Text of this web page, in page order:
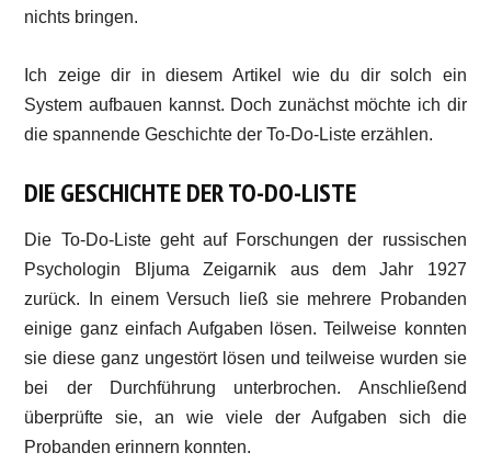
nichts bringen.
Ich zeige dir in diesem Artikel wie du dir solch ein
System aufbauen kannst. Doch zunächst möchte ich dir
die spannende Geschichte der To-Do-Liste erzählen.
DIE GESCHICHTE DER TO-DO-LISTE
Die To-Do-Liste geht auf Forschungen der russischen
Psychologin Bljuma Zeigarnik aus dem Jahr 1927
zurück. In einem Versuch ließ sie mehrere Probanden
einige ganz einfach Aufgaben lösen. Teilweise konnten
sie diese ganz ungestört lösen und teilweise wurden sie
bei der Durchführung unterbrochen. Anschließend
überprüfte sie, an wie viele der Aufgaben sich die
Probanden erinnern konnten.